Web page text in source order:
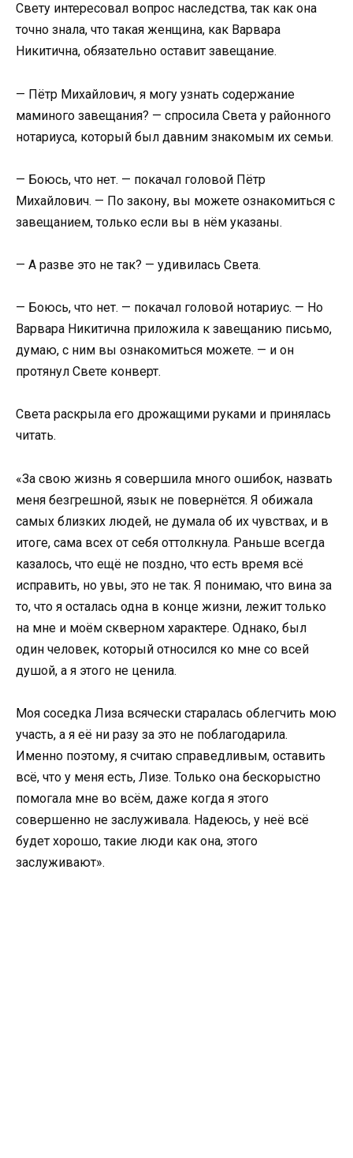
Свету интересовал вопрос наследства, так как она
точно знала, что такая женщина, как Варвара
Никитична, обязательно оставит завещание.
— Пётр Михайлович, я могу узнать содержание
маминого завещания? — спросила Света у районного
нотариуса, который был давним знакомым их семьи.
— Боюсь, что нет. — покачал головой Пётр
Михайлович. — По закону, вы можете ознакомиться с
завещанием, только если вы в нём указаны.
— А разве это не так? — удивилась Света.
— Боюсь, что нет. — покачал головой нотариус. — Но
Варвара Никитична приложила к завещанию письмо,
думаю, с ним вы ознакомиться можете. — и он
протянул Свете конверт.
Света раскрыла его дрожащими руками и принялась
читать.
«За свою жизнь я совершила много ошибок, назвать
меня безгрешной, язык не повернётся. Я обижала
самых близких людей, не думала об их чувствах, и в
итоге, сама всех от себя оттолкнула. Раньше всегда
казалось, что ещё не поздно, что есть время всё
исправить, но увы, это не так. Я понимаю, что вина за
то, что я осталась одна в конце жизни, лежит только
на мне и моём скверном характере. Однако, был
один человек, который относился ко мне со всей
душой, а я этого не ценила.
Моя соседка Лиза всячески старалась облегчить мою
участь, а я её ни разу за это не поблагодарила.
Именно поэтому, я считаю справедливым, оставить
всё, что у меня есть, Лизе. Только она бескорыстно
помогала мне во всём, даже когда я этого
совершенно не заслуживала. Надеюсь, у неё всё
будет хорошо, такие люди как она, этого
заслуживают».